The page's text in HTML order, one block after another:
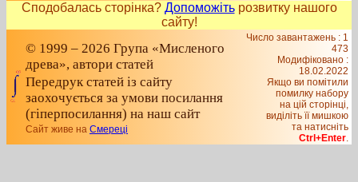
Сподобалась сторінка? Допоможітьрозвитку нашого
сайту!
© 1999 – 2026 Група «Мисленого
древа», автори статей
Передрук статей із сайту
заохочується за умови посилання
(гіперпосилання) на наш сайт
Сайт живе на Смереці
Число завантажень : 1
473
Модифіковано :
18.02.2022
Якщо ви помітили
помилку набору
на цiй сторiнцi,
видiлiть її мишкою
та натисніть
Ctrl+Enter.